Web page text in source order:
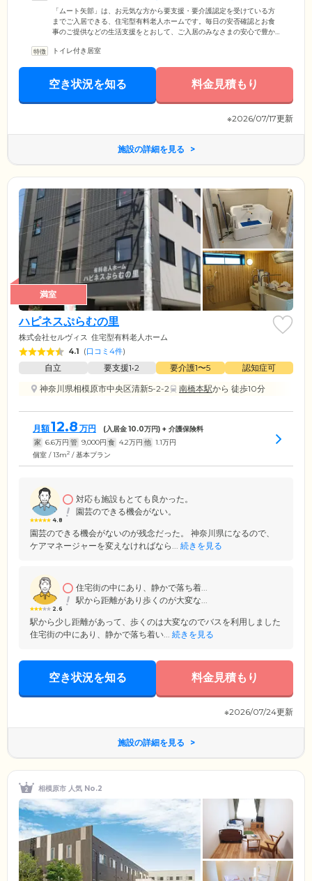
ートいたします
「ムート矢部」は、お元気な方から要支援・要介護認定を受けている方
までご入居できる、住宅型有料老人ホームです。毎日の安否確認とお食
事のご提供などの生活支援をとおして、ご入居のみなさまの安心で豊か
ム」を併設しているため、介護ケアが必要な方も安心の住環境。「通
ただけます。さらに、近隣にある「渕野辺総合病院」「あさがお歯科」
と連携。日々の健康管理から緊急時まで迅速に対応いたします。
トイレ付き居室
空き状況を知る 料金見積もり
※2026/07/17更新
施設の詳細を見る
満室
ハピネスぷらむの里
株式会社セルヴィス 住宅型有料老人ホーム
4.1 (口コミ4件)
自立 要支援1•2 要介護1〜5
認知症可
神奈川県相模原市中央区清新5-2-2
南橋本駅から 徒歩10分
月額12.8 万円 (入居金10.0万円) + 介護保険料
家 6.6万円 管 9,000円 食 4.2万円 他 1.1万円
個室 / 13m2 / 基本プラン
4.8
対応も施設もとても良かった。
園芸のできる機会がない。
園芸のできる機会がないのが残念だった。 神奈川県になるので、
ケアマネージャーを変えなければなら... 続きを見る
2.6
住宅街の中にあり、静かで落ち着...
駅から距離があり歩くのが大変な...
駅から少し距離があって、歩くのは大変なのでバスを利用しました
住宅街の中にあり、静かで落ち着い... 続きを見る
空き状況を知る 料金見積もり
※2026/07/24更新
施設の詳細を見る
相模原市 人気 No.2